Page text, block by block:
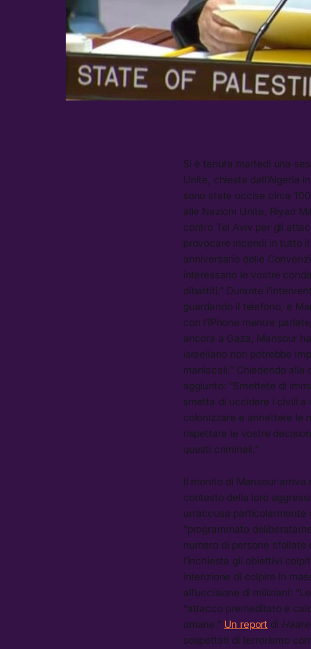
Si è tenuta martedì una
Unite, chiesta dall’Algeria
sono state uccise circa
alle Nazioni Unite, Riyad
contro Tel Aviv per gli
provocare incendi in tutto
anniversario delle
interessano le vostre
dibattiti.” Durante
guardando il telefono, e
con l’iPhone mentre
ancora a Gaza, Mansour
israeliano non potrebbe
maniacali.” Chiedendo alla
aggiunto: “Smettete di
smetta di uccidere i civili a
colonizzare e annettere le
rispettare le vostre
questi criminali.”
Il monito di Mansour
contesto della loro
un’accusa
“programmato
numero di persone sfollate
l’inchiesta gli obiettivi
intenzione di colpire in
all’uccisione di miliziani:
“attacco premeditato e
umane.” Un report di
sospettati di terrorismo